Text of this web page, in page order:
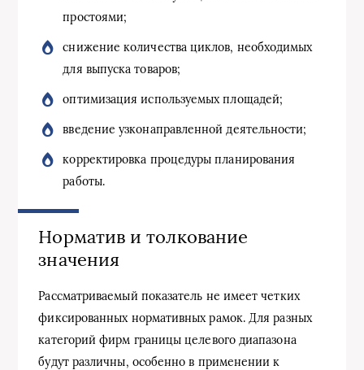
простоями;
снижение количества циклов, необходимых
для выпуска товаров;
оптимизация используемых площадей;
введение узконаправленной деятельности;
корректировка процедуры планирования
работы.
Норматив и толкование
значения
Рассматриваемый показатель не имеет четких
фиксированных нормативных рамок. Для разных
категорий фирм границы целевого диапазона
будут различны, особенно в применении к